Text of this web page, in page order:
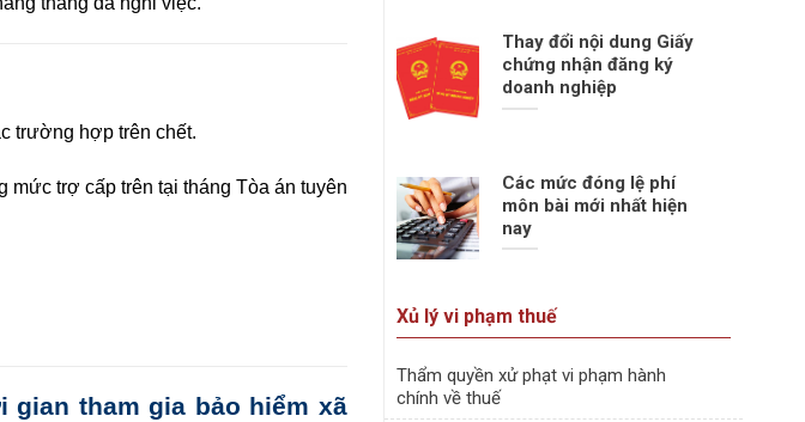
trường hợp trên chết.
trợ cấp trên tại tháng Tòa án tuyên
tham gia bảo hiểm xã
Thay đổi nội dung Giấy
chứng nhận đăng ký
doanh nghiệp
Các mức đóng lệ phí
môn bài mới nhất hiện
nay
Xủ lý vi phạm thuế
Thẩm quyền xử phạt vi phạm hành
chính về thuế